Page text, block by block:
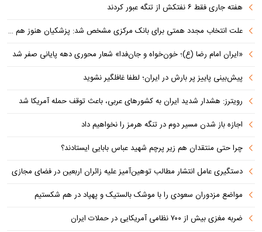
هفته جاری فقط ۶ نفتکش از تنگه عبور کردند
علت انتخاب مجدد همتی برای بانک مرکزی مشخص شد: پزشکیان هنوز هم متوجه نشده است چرا همتی استیضاح شد!
«ایران امام رضا (ع)؛ خون‌خواه و جان‌فدا» شعار محوری دهه پایانی صفر شد
پیش‌بینی پاییز پر بارش در ایران؛ لطفا غافلگیر نشوید
رویترز: هشدار شدید ایران به کشورهای عربی، باعث توقف حمله آمریکا شد
اجازه باز شدن مسیر دوم در تنگه هرمز را نخواهیم داد
چرا حتی منتقدان هم زیر پرچم شهید عباس بابایی ایستادند؟
دستگیری عامل انتشار مطالب توهین‌آمیز علیه زائران اربعین در فضای مجازی
مواضع مزدوران سعودی را با موشک بالستیک و پهپاد در هم شکستیم
ضربه مغزی بیش از ۷۰۰ نظامی آمریکایی در حملات ایران